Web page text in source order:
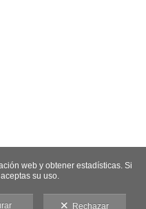
web y obtener estadísticas. Si
su uso.
Rechazar